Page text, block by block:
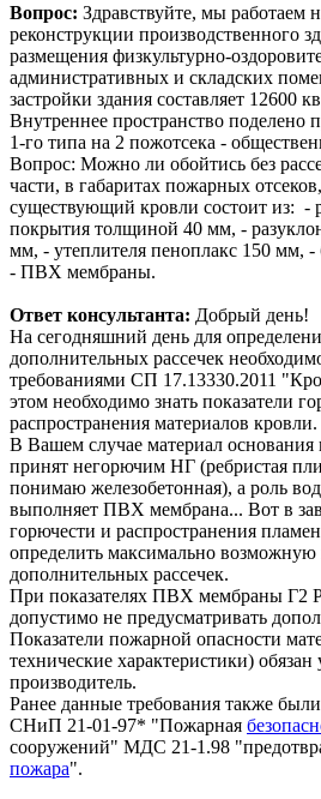
Вопрос: Здравствуйте, мы работаем
реконструкции производственного
размещения физкультурно-
административных и складских
застройки здания составляет 12600
Внутреннее пространство поделено
1-го типа на 2 пожотсека -
Вопрос: Можно ли обойтись без
части, в габаритах пожарных
существующий кровли состоит из: -
покрытия толщиной 40 мм, -
мм, - утеплителя пеноплакс 150 мм,
- ПВХ мембраны.
Ответ консультанта: Добрый день!
На сегодняшний день для
дополнительных рассечек
требованиями СП 17.13330.2011
этом необходимо знать показатели
распространения материалов кровли.
В Вашем случае материал
принят негорючим НГ (ребристая
понимаю железобетонная), а роль
выполняет ПВХ мембрана... Вот в
горючести и распространения
определить максимально возможную
дополнительных рассечек.
При показателях ПВХ мембраны Г2
допустимо не предусматривать
Показатели пожарной опасности
технические характеристики) обязан
производитель.
Ранее данные требования также
СНиП 21-01-97* "Пожарная
сооружений" МДС 21-1.98
пожара".